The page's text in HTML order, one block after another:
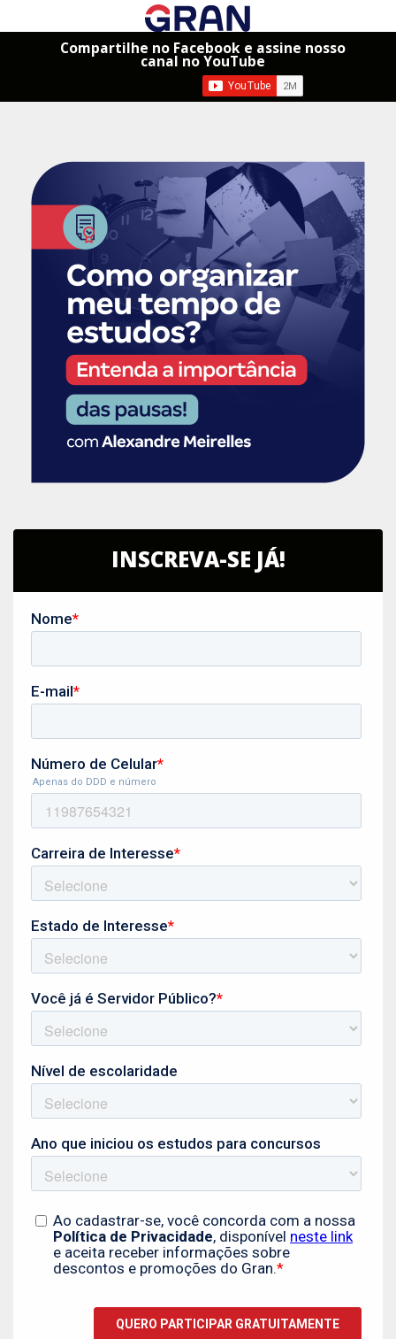
Compartilhe no Facebook e assine nosso
canal no YouTube
INSCREVA-SE JÁ!